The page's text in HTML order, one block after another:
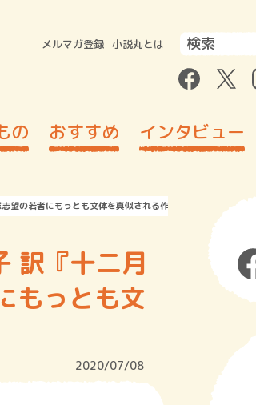
メルマガ登録 小説丸とは
の おすすめ インタビュー
の若者にもっとも文体を真似される作家”の短編集
訳『十二月
もっとも文
2020/07/08